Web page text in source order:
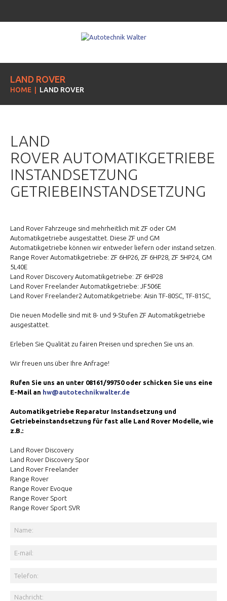
LAND ROVER
HOME LAND ROVER
LAND
ROVER AUTOMATIKGETRIEBE
INSTANDSETZUNG
GETRIEBEINSTANDSETZUNG
Land Rover Fahrzeuge sind mehrheitlich mit ZF oder GM
Automatikgetriebe ausgestattet. Diese ZF und GM
Automatikgetriebe können wir entweder liefern oder instand setzen.
Range Rover Automatikgetriebe: ZF 6HP26, ZF 6HP28, ZF 5HP24, GM
5L40E
Land Rover Discovery Automatikgetriebe: ZF 6HP28
Land Rover Freelander Automatikgetriebe: JF506E
Land Rover Freelander2 Automatikgetriebe: Aisin TF-80SC, TF-81SC,
Die neuen Modelle sind mit 8- und 9-Stufen ZF Automatikgetriebe
ausgestattet.
Erleben Sie Qualität zu fairen Preisen und sprechen Sie uns an.
Wir freuen uns über Ihre Anfrage!
Rufen Sie uns an unter 08161/99750 oder schicken Sie uns eine
E-Mail an hw@autotechnikwalter.de
Automatikgetriebe Reparatur Instandsetzung und
Getriebeinstandsetzung für fast alle Land Rover Modelle, wie
z.B.:
Land Rover Discovery
Land Rover Discovery Spor
Land Rover Freelander
Range Rover
Range Rover Evoque
Range Rover Sport
Range Rover Sport SVR